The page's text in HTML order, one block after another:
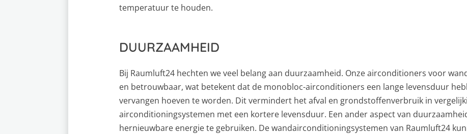
temperatuur te houden.
DUURZAAMHEID
Bij Raumluft24 hechten we veel belang aan duurzaamheid. Onze airconditioners voor
en betrouwbaar, wat betekent dat de monobloc-airconditioners een lange levensduur
vervangen hoeven te worden. Dit vermindert het afval en grondstoffenverbruik in
airconditioningsystemen met een kortere levensduur. Een ander aspect van
hernieuwbare energie te gebruiken. De wandairconditioningsystemen van Raumluft24